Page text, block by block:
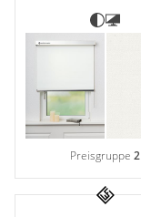
Preisgruppe2